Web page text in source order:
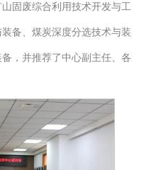
固废综合利用技术开发与工
备、煤炭深度分选技术与装
，并推荐了中心副主任、各